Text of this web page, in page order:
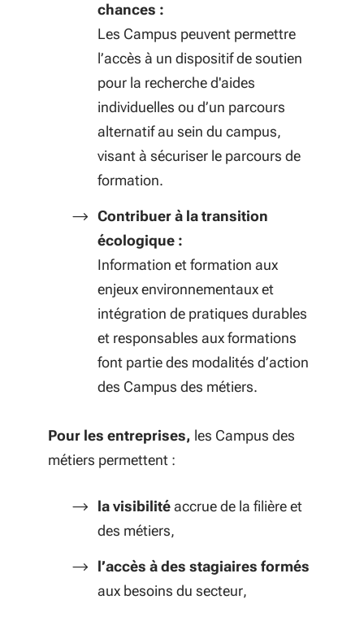
chances :
Les Campus peuvent permettre
l’accès à un dispositif de soutien
pour la recherche d'aides
individuelles ou d’un parcours
alternatif au sein du campus,
visant à sécuriser le parcours de
formation.
Contribuer à la transition
écologique :
Information et formation aux
enjeux environnementaux et
intégration de pratiques durables
et responsables aux formations
font partie des modalités d’action
des Campus des métiers.
Pour les entreprises, les Campus des
métiers permettent :
la visibilitéaccrue de la filière et
des métiers,
l’accès à des stagiaires formés
aux besoins du secteur,